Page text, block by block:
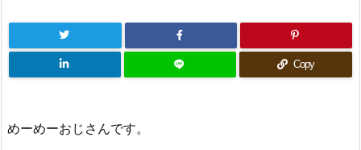
Copy
めーめーおじさんです。